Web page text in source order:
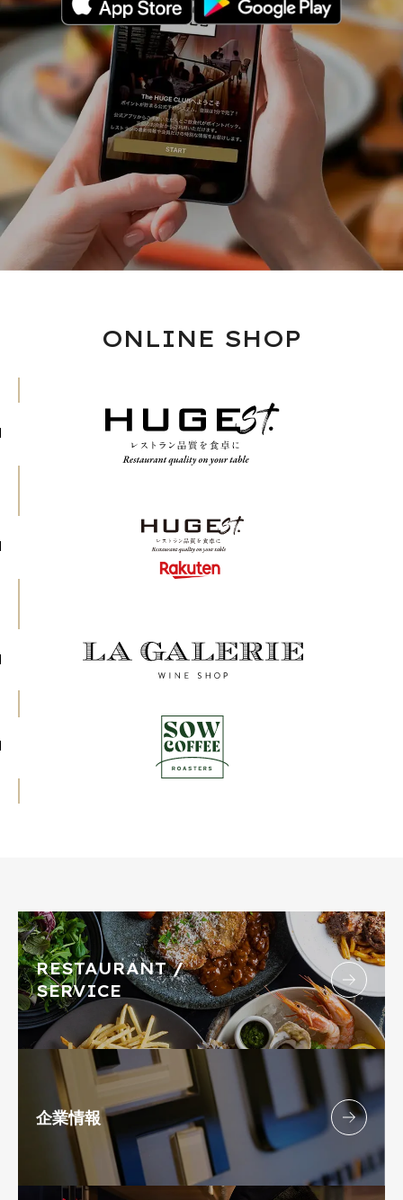
ONLINE SHOP
RESTAURANT /
SERVICE
企業情報